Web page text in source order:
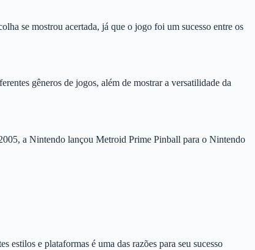
se mostrou acertada, já que o jogo foi um sucesso entre os
gêneros de jogos, além de mostrar a versatilidade da
a Nintendo lançou Metroid Prime Pinball para o Nintendo
e plataformas é uma das razões para seu sucesso